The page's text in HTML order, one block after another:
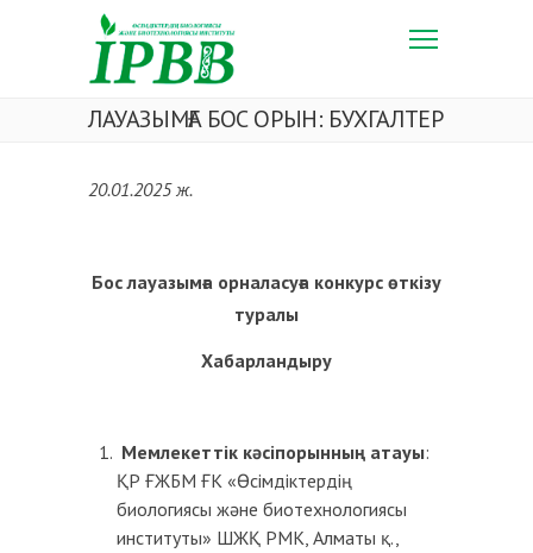
ЛАУАЗЫМҒА БОС ОРЫН: БУХГАЛТЕР
20.01.2025 ж.
Бослауазымға орналасуға конкурс өткізу
туралы
Хабарландыру
Мемлекеттік кәсіпорынның атауы:
ҚР ҒЖБМ ҒК «Өсімдіктердің
биологиясы және биотехнологиясы
институты» ШЖҚ РМК, Алматы қ.,